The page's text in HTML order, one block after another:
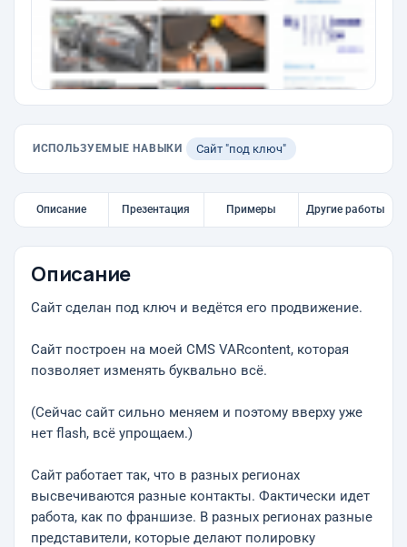
ИСПОЛЬЗУЕМЫЕ НАВЫКИ Сайт "под ключ"
Описание Презентация Примеры Другие работы
Описание
Сайт сделан под ключ и ведётся его продвижение.
Сайт построен на моей CMS VARcontent, которая
позволяет изменять буквально всё.
(Сейчас сайт сильно меняем и поэтому вверху уже
нет flash, всё упрощаем.)
Сайт работает так, что в разных регионах
высвечиваются разные контакты. Фактически идет
работа, как по франшизе. В разных регионах разные
представители, которые делают полировку